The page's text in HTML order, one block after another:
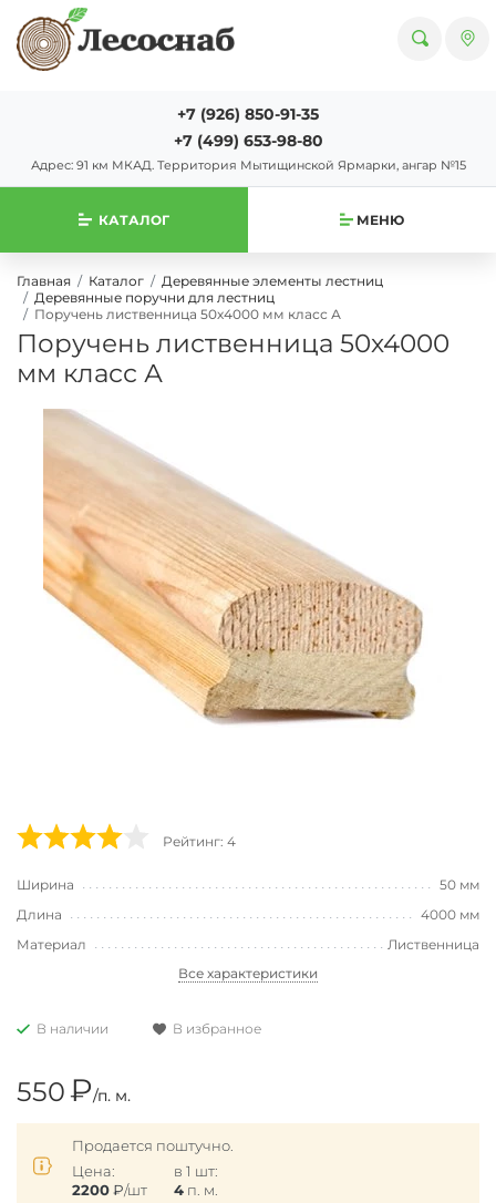
+7 (926) 850-91-35
+7 (499) 653-98-80
Адрес: 91 км МКАД. Территория Мытищинской Ярмарки, ангар №15
КАТАЛОГ МЕНЮ
Главная Каталог
Деревянные элементы лестниц
Деревянные поручни для лестниц
Поручень лиственница 50х4000 мм класс А
Поручень лиственница 50х4000
мм класс А
Рейтинг: 4
Ширина
50 мм
Длина
4000 мм
Материал
Лиственница
Все характеристики
В наличии В избранное
550₽/п. м.
Продается поштучно.
Цена:
2200 ₽/шт
в 1 шт:
4 п. м.